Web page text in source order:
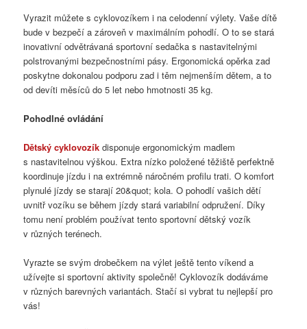
Vyrazit můžete s cyklovozíkem i na celodenní výlety. Vaše dítě
bude v bezpečí a zároveň v maximálním pohodlí. O to se stará
inovativní odvětrávaná sportovní sedačka s nastavitelnými
polstrovanými bezpečnostními pásy. Ergonomická opěrka zad
poskytne dokonalou podporu zad i těm nejmenším dětem, a to
od devíti měsíců do 5 let nebo hmotnosti 35 kg.
Pohodlné ovládání
Dětský cyklovozík disponuje ergonomickým madlem
s nastavitelnou výškou. Extra nízko položené těžiště perfektně
koordinuje jízdu i na extrémně náročném profilu trati. O komfort
plynulé jízdy se starají 20&quot; kola. O pohodlí vašich dětí
uvnitř vozíku se během jízdy stará variabilní odpružení. Díky
tomu není problém používat tento sportovní dětský vozík
v různých terénech.
Vyrazte se svým drobečkem na výlet ještě tento víkend a
užívejte si sportovní aktivity společně! Cyklovozík dodáváme
v různých barevných variantách. Stačí si vybrat tu nejlepší pro
vás!